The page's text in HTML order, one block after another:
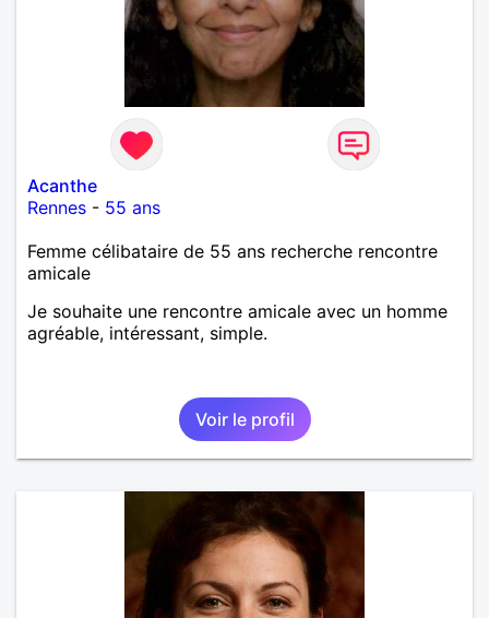
Acanthe
Rennes - 55 ans
Femme célibataire de 55 ans recherche rencontre
amicale
Je souhaite une rencontre amicale avec un homme
agréable, intéressant, simple.
Voir le profil